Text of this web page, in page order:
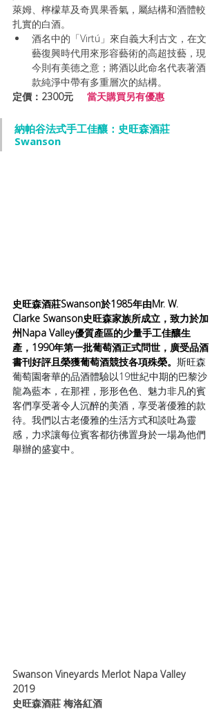
萊姆、檸檬草及奇異果香氣，屬結構和酒體較
扎實的白酒。
酒名中的「Virtú」來自義大利古文，在文
藝復興時代用來形容藝術的高超技藝，現
今則有美德之意；將酒以此命名代表著酒
款純淨中帶有多重層次的結構。
定價：2300元
當天購買另有優惠
納帕谷法式手工佳釀： 史旺森酒莊
Swanson
史旺森酒莊Swanson於1985年由Mr. W.
Clarke Swanson史旺森家族所成立，致力於加
州Napa Valley優質產區的少量手工佳釀生
產，1990年第一批葡萄酒正式問世，廣受品酒
書刊好評且榮獲葡萄酒競技各項殊榮。 斯旺森
葡萄園奢華的品酒體驗以19世紀中期的巴黎沙
龍為藍本，在那裡，形形色色、魅力非凡的賓
客們享受著令人沉醉的美酒，享受著優雅的款
待。我們以古老優雅的生活方式和談吐為靈
感，力求讓每位賓客都彷彿置身於一場為他們
舉辦的盛宴中。
Swanson Vineyards Merlot Napa Valley
2019
史旺森酒莊 梅洛紅酒